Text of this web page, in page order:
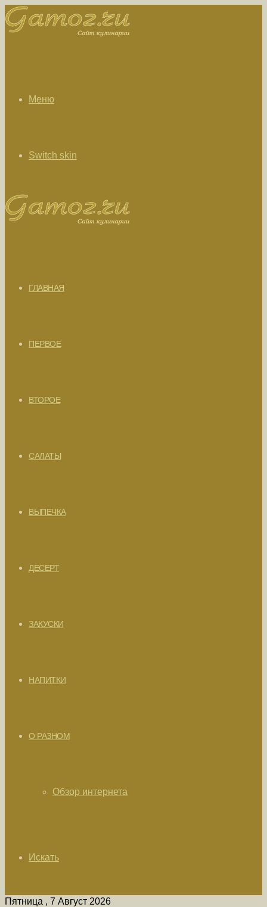
Меню
Switch skin
ГЛАВНАЯ
ПЕРВОЕ
ВТОРОЕ
САЛАТЫ
ВЫПЕЧКА
ДЕСЕРТ
ЗАКУСКИ
НАПИТКИ
О РАЗНОМ
Обзор интернета
Искать
Пятница , 7 Август 2026